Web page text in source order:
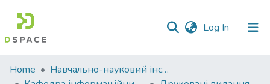
Log In (current)
Communities
Home
Навчально-науковий інститут економіки, управління, права та інформаційних технологій